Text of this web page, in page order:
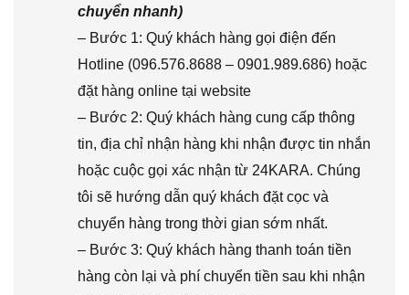
chuyển nhanh)
– Bước 1: Quý khách hàng gọi điện đến
Hotline (096.576.8688 – 0901.989.686) hoặc
đặt hàng online tại website
– Bước 2: Quý khách hàng cung cấp thông
tin, địa chỉ nhận hàng khi nhận được tin nhắn
hoặc cuộc gọi xác nhận từ 24KARA. Chúng
tôi sẽ hướng dẫn quý khách đặt cọc và
chuyển hàng trong thời gian sớm nhất.
– Bước 3: Quý khách hàng thanh toán tiền
hàng còn lại và phí chuyển tiền sau khi nhận